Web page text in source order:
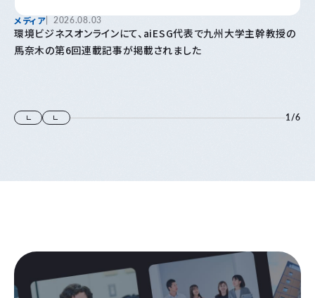
メディア 2026.08.03
環境ビジネスオンラインにて、aiESG代表で九州大学主幹教授の
馬奈木の第6回連載記事が掲載されました
1/6